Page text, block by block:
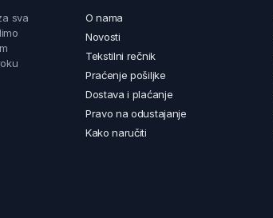
sva
O nama
Novosti
Tekstilni rečnik
Praćenje pošiljke
Dostava i plaćanje
Pravo na odustajanje
Kako naručiti